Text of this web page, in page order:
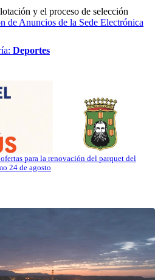
y el proceso de selección
de Anuncios de la Sede Electrónica
Deportes
para la renovación del parquet del
24 de agosto